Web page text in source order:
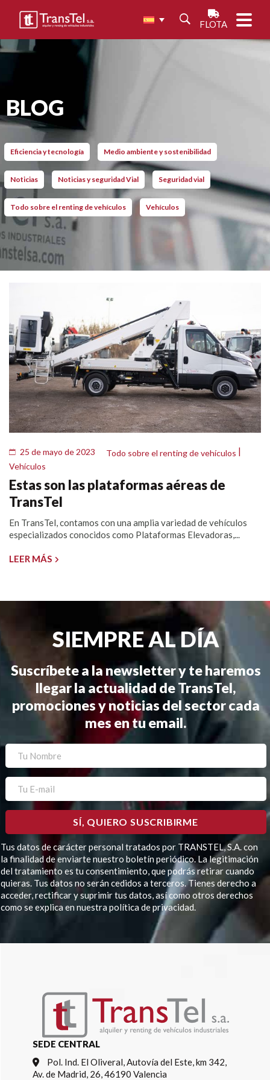
FLOTA
BLOG
Eficiencia y tecnología Medio ambiente y sostenibilidad
Noticias Noticias y seguridad Vial Seguridad vial
Todo sobre el renting de vehículos Vehículos
25 de mayo de 2023 Todo sobre el renting de vehículos |
Vehículos
Estas son las plataformas aéreas de
TransTel
En TransTel, contamos con una amplia variedad de vehículos
especializados conocidos como Plataformas Elevadoras,...
LEER MÁS
SIEMPRE AL DÍA
Suscríbete a la newsletter y te haremos
llegar la actualidad de TransTel,
promociones y noticias del sector cada
mes en tu email.
Tus datos de carácter personal tratados por TRANSTEL, S.A. con
la finalidad de enviarte nuestro boletín periódico. La legitimación
del tratamiento es tu consentimiento, que podrás retirar cuando
quieras. Tus datos no serán cedidos a terceros. Tienes derecho a
acceder, rectificar y suprimir tus datos, así como otros derechos
como se explica en nuestra política de privacidad.
SEDE CENTRAL
Pol. Ind. El Oliveral, Autovía del Este, km 342,
Av. de Madrid, 26, 46190 Valencia